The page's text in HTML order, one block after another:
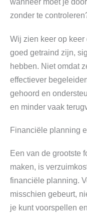
zonder te
Wij zien keer op
goed getraind zijn,
hebben. Niet omdat
effectiever
gehoord en
en minder vaak
Financiële planning
Een van de grootste
maken, is
financiële planning.
misschien gebeurt,
je kunt voorspellen